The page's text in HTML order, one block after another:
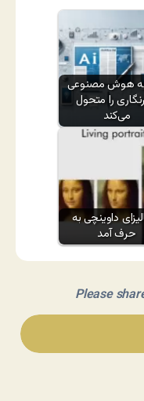
هوش مصنوعی
را متحول
می‌کند
داوینچی به
حرف آمد
Please